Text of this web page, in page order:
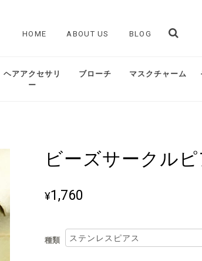
HOME ABOUT US BLOG
ヘアアクセサリ
ー
ブローチ マスクチャーム
ビーズサークルピ
¥1,760
種類